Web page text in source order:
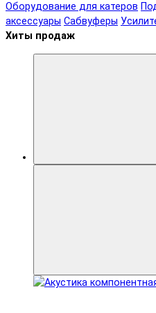
Оборудование для катеров
аксессуары Сабвуферы
Хиты продаж